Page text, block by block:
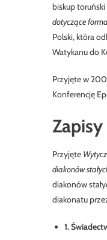
biskup
dotyczące
Polski, która
Watykanu do
Przyjęte w
Konferencję
Przyjęte
diakonów
diakonów
diakonatu
1.